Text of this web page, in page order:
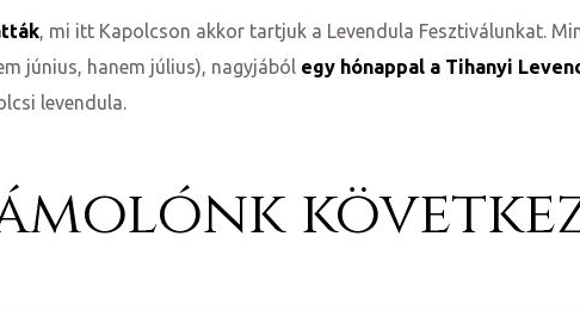
, mi itt Kapolcson akkor tartjuk a Levendula Fesztiválunkat.
június, hanem július), nagyjából egy hónappal a Tihanyi
levendula.